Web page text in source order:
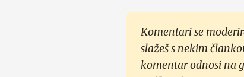
Komentari se
slažeš s nekim
komentar odnosi na